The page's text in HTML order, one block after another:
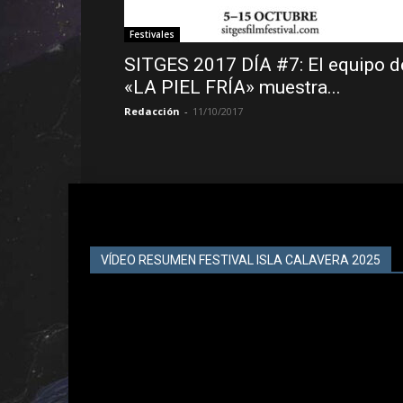
Festivales
SITGES 2017 DÍA #7: El equipo
«LA PIEL FRÍA» muestra...
Redacción - 11/10/2017
VÍDEO RESUMEN FESTIVAL ISLA CALAVERA 2025